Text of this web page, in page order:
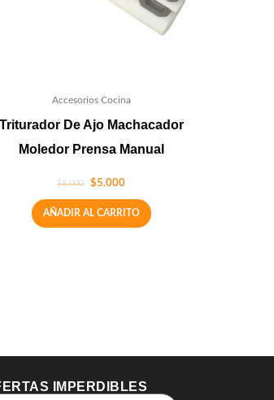
Accesorios Cocina
Triturador De Ajo Machacador
Moledor Prensa Manual
$8.000 $5.000
AÑADIR AL CARRITO
IMPERDIBLES